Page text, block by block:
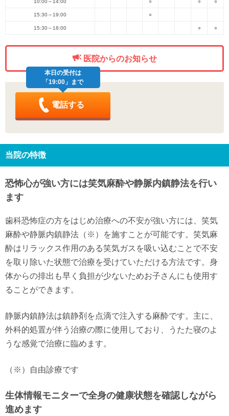
10:00～14:00 ○ ○ ○
15:30～19:00 ○
15:30～18:00 ○ ○
医院からのお知らせ
本日の受付は
「19:00」まで
電話する
当院の特徴
恐怖心が強い方には笑気麻酔や静脈内鎮静法を行い
ます
歯科恐怖症の方をはじめ治療への不安が強い方には、笑気
麻酔や静脈内鎮静法（※）を施すことが可能です。笑気麻
酔はリラックス作用のある笑気ガスを吸い込むことで不安
を取り除いた状態で治療を受けていただける方法です。身
体からの排出も早く負担が少ないためお子さんにも使用す
ることができます。
静脈内鎮静法は鎮静剤を点滴で注入する麻酔です。主に、
外科的処置が伴う治療の際に使用しており、うたた寝のよ
うな感覚で治療に臨めます。
（※）自由診療です
生体情報モニターで全身の健康状態を確認しながら
進めます